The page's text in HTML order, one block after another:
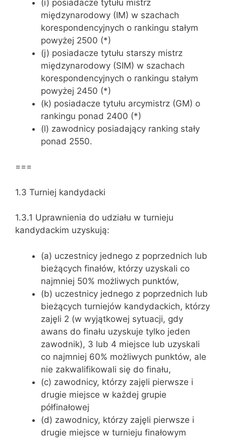
(i) posiadacze tytułu mistrz
międzynarodowy (IM) w szachach
korespondencyjnych o rankingu stałym
powyżej 2500 (*)
(j) posiadacze tytułu starszy mistrz
międzynarodowy (SIM) w szachach
korespondencyjnych o rankingu stałym
powyżej 2450 (*)
(k) posiadacze tytułu arcymistrz (GM) o
rankingu ponad 2400 (*)
(l) zawodnicy posiadający ranking stały
ponad 2550.
===
1.3 Turniej kandydacki
1.3.1 Uprawnienia do udziału w turnieju
kandydackim uzyskują:
(a) uczestnicy jednego z poprzednich lub
bieżących finałów, którzy uzyskali co
najmniej 50% możliwych punktów,
(b) uczestnicy jednego z poprzednich lub
bieżących turniejów kandydackich, którzy
zajęli 2 (w wyjątkowej sytuacji, gdy
awans do finału uzyskuje tylko jeden
zawodnik), 3 lub 4 miejsce lub uzyskali
co najmniej 60% możliwych punktów, ale
nie zakwalifikowali się do finału,
(c) zawodnicy, którzy zajęli pierwsze i
drugie miejsce w każdej grupie
półfinałowej
(d) zawodnicy, którzy zajęli pierwsze i
drugie miejsce w turnieju finałowym